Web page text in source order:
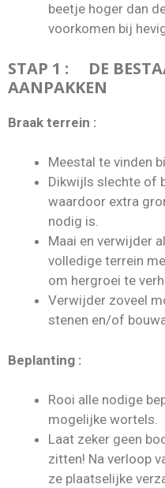
beetje hoger dan
voorkomen bij
STAP 1 : DE
AANPAKKEN
Braak terrein :
Meestal te vinden
Dikwijls slechte of
waardoor extra
nodig is.
Maai en verwijder
volledige terrein
om hergroei te
Verwijder zoveel
stenen en/of
Beplanting :
Rooi alle nodige
mogelijke wortels.
Laat zeker geen
zitten! Na verloop
ze plaatselijke